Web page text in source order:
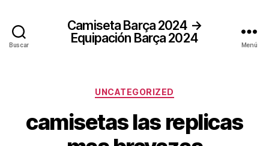
Buscar
Camiseta Barça 2024 →
Equipación Barça 2024
Menú
Categorías
UNCATEGORIZED
camisetas las replicas